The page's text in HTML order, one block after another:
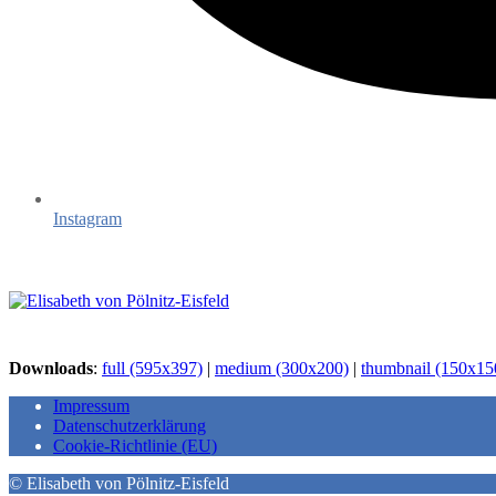
Instagram
Downloads: full (595x397) | medium (300x200) | thumbnail
Impressum
Datenschutzerklärung
Cookie-Richtlinie (EU)
© Elisabeth von Pölnitz-Eisfeld